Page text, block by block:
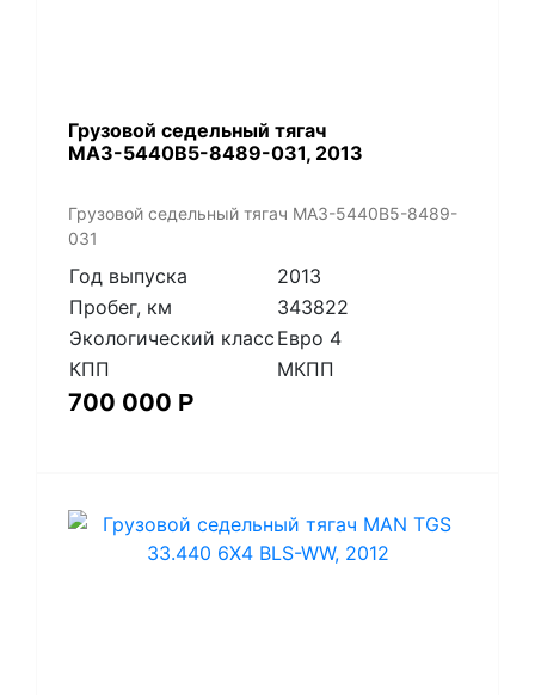
​Грузовой седельный тягач
МАЗ-5440В5-8489-031, 2013
​Грузовой седельный тягач МАЗ-5440В5-8489-
031
Год выпуска
2013
Пробег, км
343822
Экологический класс Евро 4
КПП
МКПП
700 000 Р